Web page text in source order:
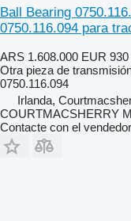
Ball Bearing
0750.116.094 para
ARS 1.608.000 EUR 930
Otra pieza de
0750.116.094
Irlanda,
COURTMACSHERRY
Contacte con el vendedor